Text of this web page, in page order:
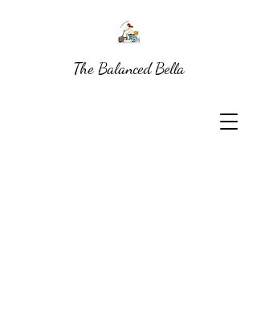
The Balanced Bella